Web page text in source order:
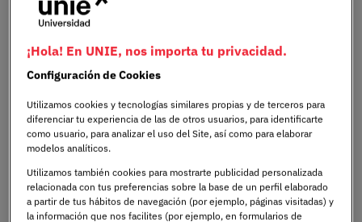
cómo organizarse puede evitar ese caos que surge al
principio.
La planificación del tiempo de estudio es clave para que
contrarreloj. Saber cómo repartir las horas, qué
asignaturas necesitan más atención y cuándo descansar,
ayuda no solo a avanzar con seguridad, sino también a
mantener la calma.
De hecho, desdeUNIE Universidadlo tenemos claro:
¡Hola! En UNIE, nos importa tu privacidad.
Configuración de Cookies
Utilizamos cookies y tecnologías similares propias y de terceros para
diferenciar tu experiencia de las de otros usuarios, para identificarte
como usuario, para analizar el uso del Site, así como para elaborar
modelos analíticos.
Utilizamos también cookies para mostrarte publicidad personalizada
relacionada con tus preferencias sobre la base de un perfil elaborado
a partir de tus hábitos de navegación (por ejemplo, páginas visitadas) y
la información que nos facilites (por ejemplo, en formularios de